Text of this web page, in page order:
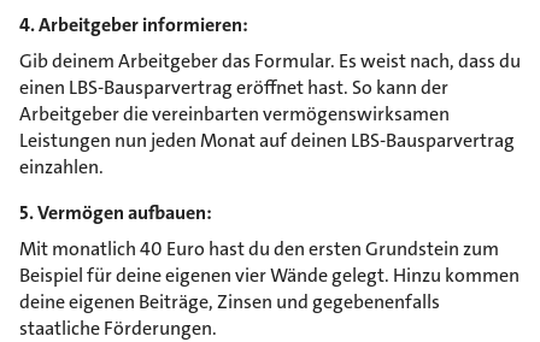
4. Arbeitgeber informieren:
Gib deinem Arbeitgeber das Formular. Es weist nach, dass du
einen LBS-Bausparvertrag eröffnet hast. So kann der
Arbeitgeber die vereinbarten vermögenswirksamen
Leistungen nun jeden Monat auf deinen LBS-Bausparvertrag
einzahlen.
5. Vermögen aufbauen:
Mit monatlich 40 Euro hast du den ersten Grundstein zum
Beispiel für deine eigenen vier Wände gelegt. Hinzu kommen
deine eigenen Beiträge, Zinsen und gegebenenfalls
staatliche Förderungen.